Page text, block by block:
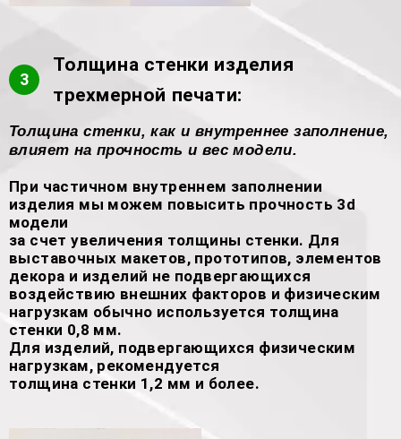
3
Толщина стенки изделия
трехмерной печати:
Толщина стенки, как и внутреннее заполнение,
влияет на прочность и вес модели.
При частичном внутреннем заполнении
изделия мы можем повысить прочность 3d
модели
за счет увеличения толщины стенки. Для
выставочных макетов, прототипов, элементов
декора и изделий не подвергающихся
воздействию внешних факторов и физическим
нагрузкам обычно используется толщина
стенки 0,8 мм.
Для изделий, подвергающихся физическим
нагрузкам, рекомендуется
толщина стенки 1,2 мм и более.